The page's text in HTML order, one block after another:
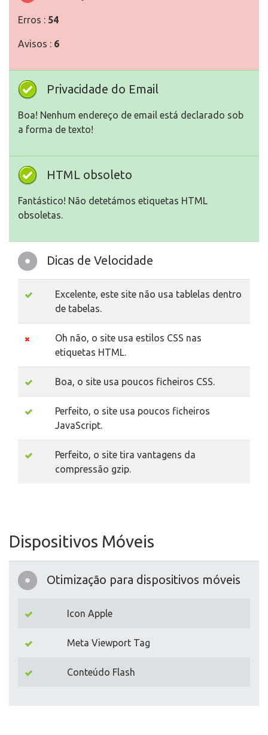
Erros : 54
Avisos : 6
Privacidade do Email
Boa! Nenhum endereço de email está declarado sob
a forma de texto!
HTML obsoleto
Fantástico! Não detetámos etiquetas HTML
obsoletas.
Dicas de Velocidade
Excelente, este site não usa tablelas dentro
de tabelas.
Oh não, o site usa estilos CSS nas
etiquetas HTML.
Boa, o site usa poucos ficheiros CSS.
Perfeito, o site usa poucos ficheiros
JavaScript.
Perfeito, o site tira vantagens da
compressão gzip.
Dispositivos Móveis
Otimização para dispositivos móveis
Icon Apple
Meta Viewport Tag
Conteúdo Flash